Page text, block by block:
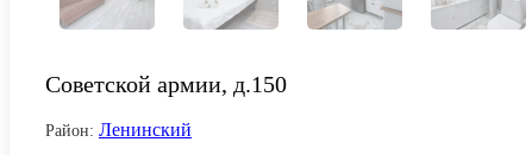
Советской армии, д.150
Район: Ленинский